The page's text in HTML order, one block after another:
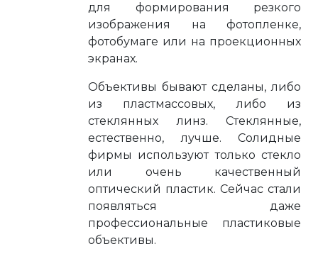
для формирования резкого
изображения на фотопленке,
фотобумаге или на проекционных
экранах.
Объективы бывают сделаны, либо
из пластмассовых, либо из
стеклянных линз. Стеклянные,
естественно, лучше. Солидные
фирмы используют только стекло
или очень качественный
оптический пластик. Сейчас стали
появляться даже
профессиональные пластиковые
объективы.